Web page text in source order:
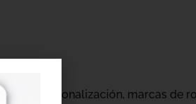
de personalización, marcas de